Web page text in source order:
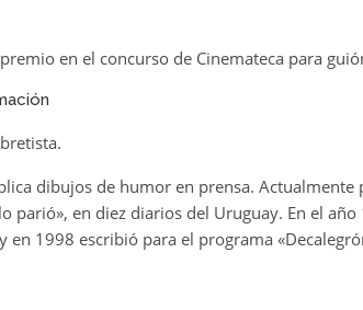
en el concurso de Cinemateca para
dibujos de humor en prensa. Actualmente
parió», en diez diarios del Uruguay. En el
en 1998 escribió para el programa